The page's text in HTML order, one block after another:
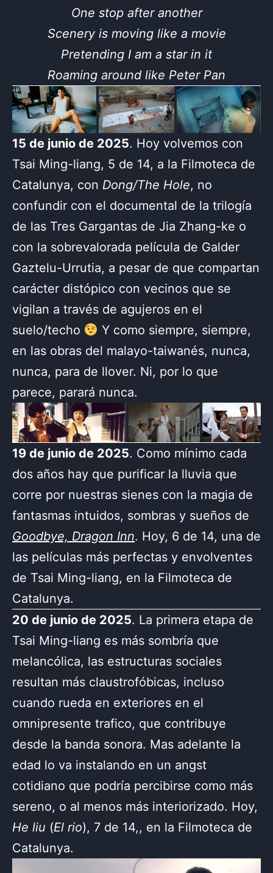
One stop after another
Scenery is moving like a movie
Pretending I am a star in it
Roaming around like Peter Pan
15 de junio de 2025. Hoy volvemos con
Tsai Ming-liang, 5 de 14, a la Filmoteca de
Catalunya, con Dong/The Hole, no
confundir con el documental de la trilogía
de las Tres Gargantas de Jia Zhang-ke o
con la sobrevalorada película de Galder
Gaztelu-Urrutia, a pesar de que compartan
carácter distópico con vecinos que se
vigilan a través de agujeros en el
suelo/techo
Y como siempre, siempre,
en las obras del malayo-taiwanés, nunca,
nunca, para de llover. Ni, por lo que
parece, parará nunca.
19 de junio de 2025. Como mínimo cada
dos años hay que purificar la lluvia que
corre por nuestras sienes con la magia de
fantasmas intuidos, sombras y sueños de
Goodbye, Dragon Inn. Hoy, 6 de 14, una de
las películas más perfectas y envolventes
de Tsai Ming-liang, en la Filmoteca de
Catalunya.
20 de junio de 2025. La primera etapa de
Tsai Ming-liang es más sombría que
melancólica, las estructuras sociales
resultan más claustrofóbicas, incluso
cuando rueda en exteriores en el
omnipresente trafico, que contribuye
desde la banda sonora. Mas adelante la
edad lo va instalando en un angst
cotidiano que podría percibirse como más
sereno, o al menos más interiorizado. Hoy,
He liu (El rio), 7 de 14,, en la Filmoteca de
Catalunya.